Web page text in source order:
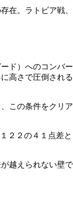
在。ラトビア戦、
ド）へのコンバー
高さで圧倒される
この条件をクリア
２２の４１点差と
越えられない壁で